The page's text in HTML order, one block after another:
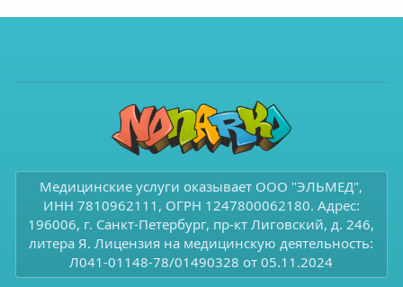
Медицинские услуги оказывает ООО "ЭЛЬМЕД",
ИНН 7810962111, ОГРН 1247800062180. Адрес:
196006, г. Санкт-Петербург, пр-кт Лиговский, д. 246,
литера Я. Лицензия на медицинскую деятельность:
Л041-01148-78/01490328 от 05.11.2024